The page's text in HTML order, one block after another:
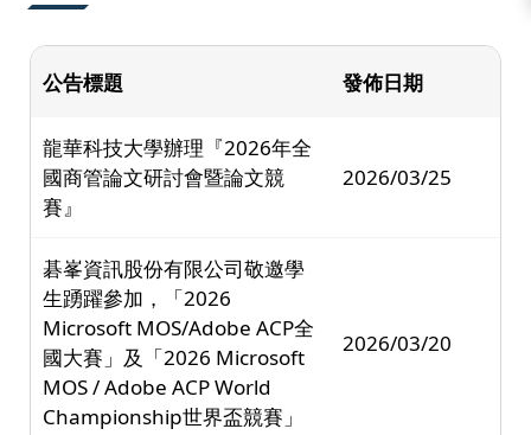
公告標題 發佈日期
龍華科技大學辦理『2026年全
國商管論文研討會暨論文競
賽』
2026/03/25
碁峯資訊股份有限公司敬邀學
生踴躍參加，「2026
Microsoft MOS/Adobe ACP全
國大賽」及「2026 Microsoft
MOS / Adobe ACP World
Championship世界盃競賽」
2026/03/20